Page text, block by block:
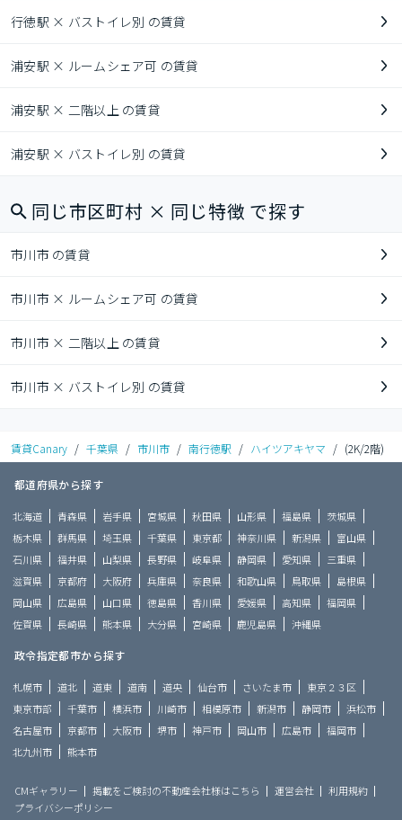
行徳駅 × バストイレ別 の賃貸
浦安駅 × ルームシェア可 の賃貸
浦安駅 × 二階以上 の賃貸
浦安駅 × バストイレ別 の賃貸
同じ市区町村 × 同じ特徴 で探す
市川市 の賃貸
市川市 × ルームシェア可 の賃貸
市川市 × 二階以上 の賃貸
市川市 × バストイレ別 の賃貸
賃貸Canary / 千葉県 / 市川市 / 南行徳駅 / ハイツアキヤマ / (2K/2階)
都道府県から探す
北海道 青森県 岩手県 宮城県 秋田県 山形県 福島県
茨城県
栃木県
群馬県 埼玉県 千葉県 東京都 神奈川県 新潟県
富山県
石川県
福井県 山梨県 長野県 岐阜県 静岡県 愛知県
三重県
滋賀県
京都府 大阪府 兵庫県 奈良県 和歌山県 鳥取県
島根県
岡山県
広島県 山口県 徳島県 香川県 愛媛県 高知県
福岡県
佐賀県
長崎県 熊本県 大分県 宮崎県 鹿児島県 沖縄県
政令指定都市から探す
札幌市 道北 道東 道南 道央 仙台市 さいたま市
東京２３区
東京市部
千葉市 横浜市 川崎市 相模原市 新潟市 静岡市
浜松市
名古屋市
京都市 大阪市 堺市 神戸市 岡山市 広島市
福岡市
北九州市
熊本市
CMギャラリー 掲載をご検討の不動産会社様はこちら 運営会社
利用規約
プライバシーポリシー